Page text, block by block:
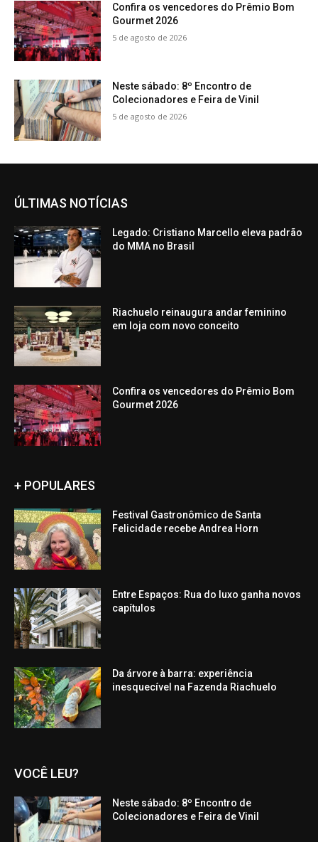
Confira os vencedores do Prêmio Bom
Gourmet 2026
5 de agosto de 2026
Neste sábado: 8º Encontro de
Colecionadores e Feira de Vinil
5 de agosto de 2026
ÚLTIMAS NOTÍCIAS
Legado: Cristiano Marcello eleva padrão
do MMA no Brasil
Riachuelo reinaugura andar feminino
em loja com novo conceito
Confira os vencedores do Prêmio Bom
Gourmet 2026
+ POPULARES
Festival Gastronômico de Santa
Felicidade recebe Andrea Horn
Entre Espaços: Rua do luxo ganha novos
capítulos
Da árvore à barra: experiência
inesquecível na Fazenda Riachuelo
VOCÊ LEU?
Neste sábado: 8º Encontro de
Colecionadores e Feira de Vinil